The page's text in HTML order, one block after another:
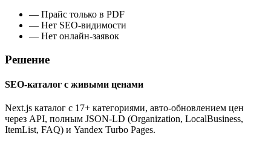
— Прайс только в PDF
— Нет SEO-видимости
— Нет онлайн-заявок
Решение
SEO-каталог с живыми ценами
Next.js каталог с 17+ категориями, авто-обновлением цен
через API, полным JSON-LD (Organization, LocalBusiness,
ItemList, FAQ) и Yandex Turbo Pages.